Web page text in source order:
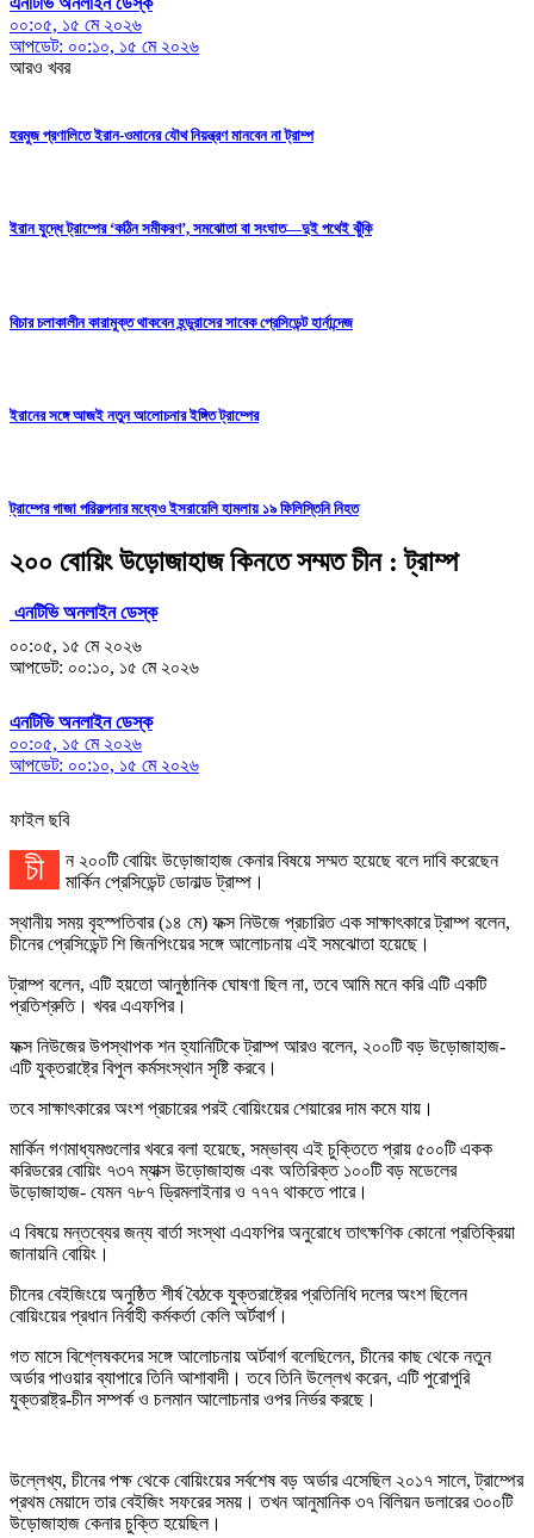
০০:০৫, ১৫ মে ২০২৬
আপডেট: ০০:১০, ১৫ মে ২০২৬
আরও খবর
হরমুজ প্রণালিতে ইরান-ওমানের যৌথ নিয়ন্ত্রণ মানবেন না ট্রাম্প
ইরান যুদ্ধে ট্রাম্পের ‘কঠিন সমীকরণ’, সমঝোতা বা সংঘাত—দুই পথেই ঝুঁকি
বিচার চলাকালীন কারামুক্ত থাকবেন হন্ডুরাসের সাবেক প্রেসিডেন্ট হার্নান্দেজ
ইরানের সঙ্গে আজই নতুন আলোচনার ইঙ্গিত ট্রাম্পের
ট্রাম্পের গাজা পরিকল্পনার মধ্যেও ইসরায়েলি হামলায় ১৯ ফিলিস্তিনি নিহত
২০০ বোয়িং উড়োজাহাজ কিনতে সম্মত চীন : ট্রাম্প
এনটিভি অনলাইন ডেস্ক
০০:০৫, ১৫ মে ২০২৬
আপডেট: ০০:১০, ১৫ মে ২০২৬
এনটিভি অনলাইন ডেস্ক
০০:০৫, ১৫ মে ২০২৬
আপডেট: ০০:১০, ১৫ মে ২০২৬
ফাইল ছবি
চীন ২০০টি বোয়িং উড়োজাহাজ কেনার বিষয়ে সম্মত হয়েছে বলে দাবি করেছেন
মার্কিন প্রেসিডেন্ট ডোনাল্ড ট্রাম্প।
স্থানীয় সময় বৃহস্পতিবার (১৪ মে) ফক্স নিউজে প্রচারিত এক সাক্ষাৎকারে ট্রাম্প বলেন,
চীনের প্রেসিডেন্ট শি জিনপিংয়ের সঙ্গে আলোচনায় এই সমঝোতা হয়েছে।
ট্রাম্প বলেন, এটি হয়তো আনুষ্ঠানিক ঘোষণা ছিল না, তবে আমি মনে করি এটি একটি
প্রতিশ্রুতি। খবর এএফপির।
ফক্স নিউজের উপস্থাপক শন হ্যানিটিকে ট্রাম্প আরও বলেন, ২০০টি বড় উড়োজাহাজ-
এটি যুক্তরাষ্ট্রে বিপুল কর্মসংস্থান সৃষ্টি করবে।
তবে সাক্ষাৎকারের অংশ প্রচারের পরই বোয়িংয়ের শেয়ারের দাম কমে যায়।
মার্কিন গণমাধ্যমগুলোর খবরে বলা হয়েছে, সম্ভাব্য এই চুক্তিতে প্রায় ৫০০টি একক
করিডরের বোয়িং ৭৩৭ ম্যাক্স উড়োজাহাজ এবং অতিরিক্ত ১০০টি বড় মডেলের
উড়োজাহাজ- যেমন ৭৮৭ ড্রিমলাইনার ও ৭৭৭ থাকতে পারে।
এ বিষয়ে মন্তব্যের জন্য বার্তা সংস্থা এএফপির অনুরোধে তাৎক্ষণিক কোনো প্রতিক্রিয়া
জানায়নি বোয়িং।
চীনের বেইজিংয়ে অনুষ্ঠিত শীর্ষ বৈঠকে যুক্তরাষ্ট্রের প্রতিনিধি দলের অংশ ছিলেন
বোয়িংয়ের প্রধান নির্বাহী কর্মকর্তা কেলি অর্টবার্গ।
গত মাসে বিশ্লেষকদের সঙ্গে আলোচনায় অর্টবার্গ বলেছিলেন, চীনের কাছ থেকে নতুন
অর্ডার পাওয়ার ব্যাপারে তিনি আশাবাদী। তবে তিনি উল্লেখ করেন, এটি পুরোপুরি
যুক্তরাষ্ট্র-চীন সম্পর্ক ও চলমান আলোচনার ওপর নির্ভর করছে।
উল্লেখ্য, চীনের পক্ষ থেকে বোয়িংয়ের সর্বশেষ বড় অর্ডার এসেছিল ২০১৭ সালে, ট্রাম্পের
প্রথম মেয়াদে তার বেইজিং সফরের সময়। তখন আনুমানিক ৩৭ বিলিয়ন ডলারের ৩০০টি
উড়োজাহাজ কেনার চুক্তি হয়েছিল।